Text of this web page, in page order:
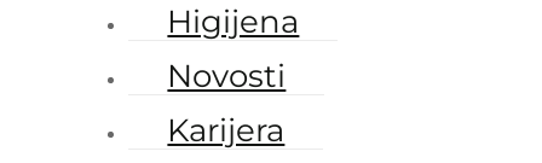
Higijena
Novosti
Karijera